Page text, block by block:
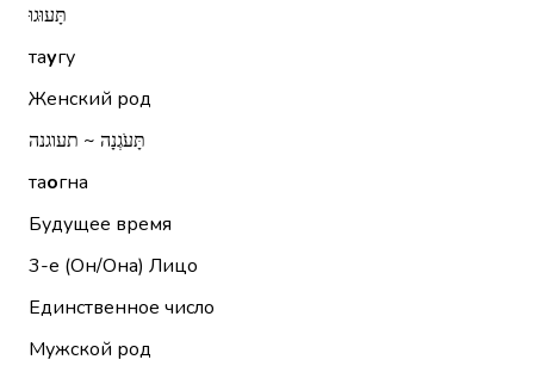
תָּעוּגוּ
таугу
Женский род
תָּעֹגְנָה ~ תעוגנה
таогна
Будущее время
3-е (Он/Она) Лицо
Единственное число
Мужской род